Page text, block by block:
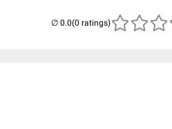
(0 ratings)